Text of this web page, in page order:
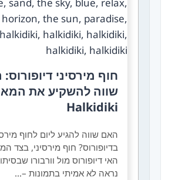
חוף מירסיני
שווה להשקיע את
Halkidiki
האם שווה להגיע ליום לחוף
בדיופורוס? חוף מירסיני, בצד
האי דיופורוס מול וורבורו
נראה לא אמיתי בתמונות –…